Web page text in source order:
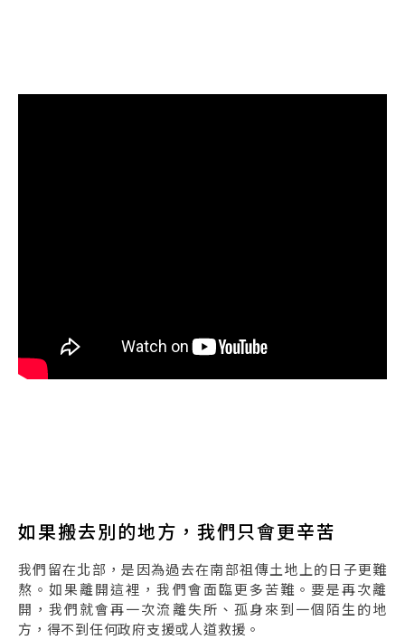
如果搬去別的地方，我們只會更辛苦
我們留在北部，是因為過去在南部祖傳土地上的日子更難
熬。如果離開這裡，我們會面臨更多苦難。要是再次離
開，我們就會再一次流離失所、孤身來到一個陌生的地
方，得不到任何政府支援或人道救援。